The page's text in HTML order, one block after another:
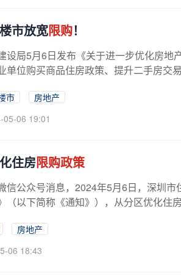
市放宽限购！
设局5月6日发布《关于进一步优化房地
单位购买商品住房政策、提升二手房交
市
房地产
05-06 19:01
住房限购政策
信公众号消息，2024年5月6日，深圳
（以下简称《通知》），从分区优化住
房地产
06 18:43